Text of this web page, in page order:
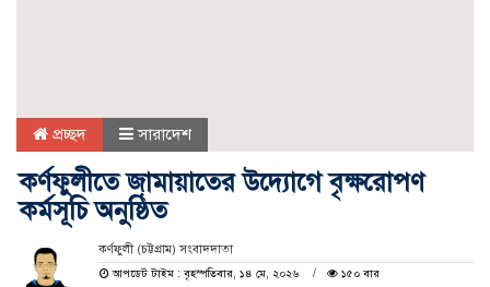
প্রচ্ছদ সারাদেশ
কর্ণফুলীতে জামায়াতের উদ্যোগে বৃক্ষরোপণ
কর্মসূচি অনুষ্ঠিত
কর্ণফুলী (চট্টগ্রাম) সংবাদদাতা
আপডেট টাইম : বৃহস্পতিবার, ১৪ মে, ২০২৬
১৫০ বার